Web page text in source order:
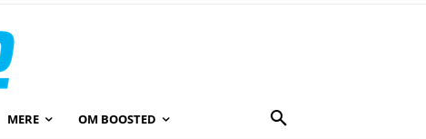
MERE OM BOOSTED